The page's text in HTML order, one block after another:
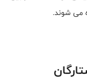
می شوند.